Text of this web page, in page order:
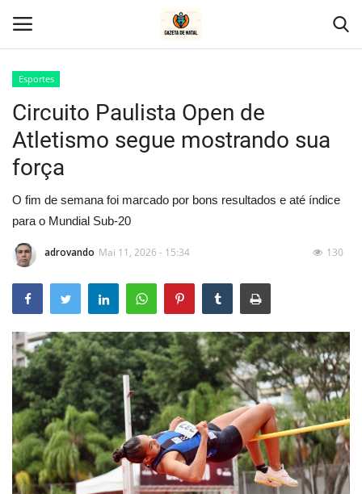
Home
Geral
Politica
Saúde
Economia
Esportes
Expediente - Equipe de Jornalismo
Galeria
Geral
Esportes
Circuito Paulista Open de
Atletismo segue mostrando sua
força
O fim de semana foi marcado por bons resultados e até índice
para o Mundial Sub-20
adrovando Mai 11, 2026 - 15:34 130